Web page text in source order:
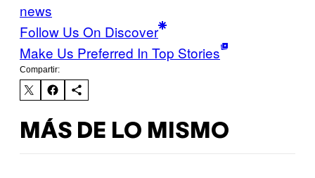
news
Follow Us On Discover
Make Us Preferred In Top Stories
Compartir:
MÁS DE LO MISMO